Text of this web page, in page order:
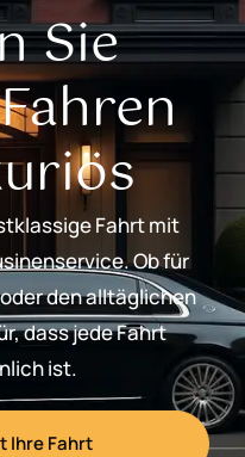
Sie
Fahrt mit
Ob für
den alltäglichen
dass jede Fahrt
ist.
Ihre Fahrt